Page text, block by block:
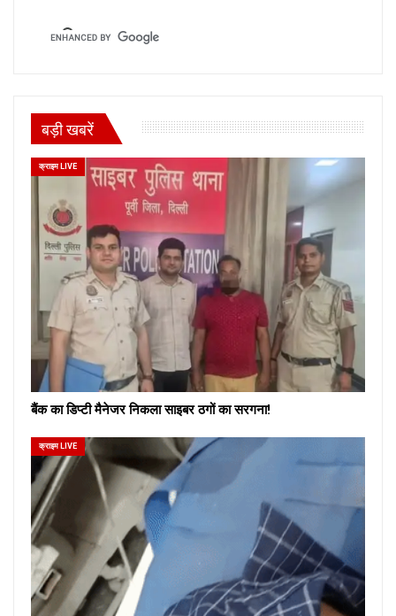
बड़ी खबरें
क्राइम LIVE
बैंक का डिप्टी मैनेजर निकला साइबर ठगों का सरगना!
क्राइम LIVE